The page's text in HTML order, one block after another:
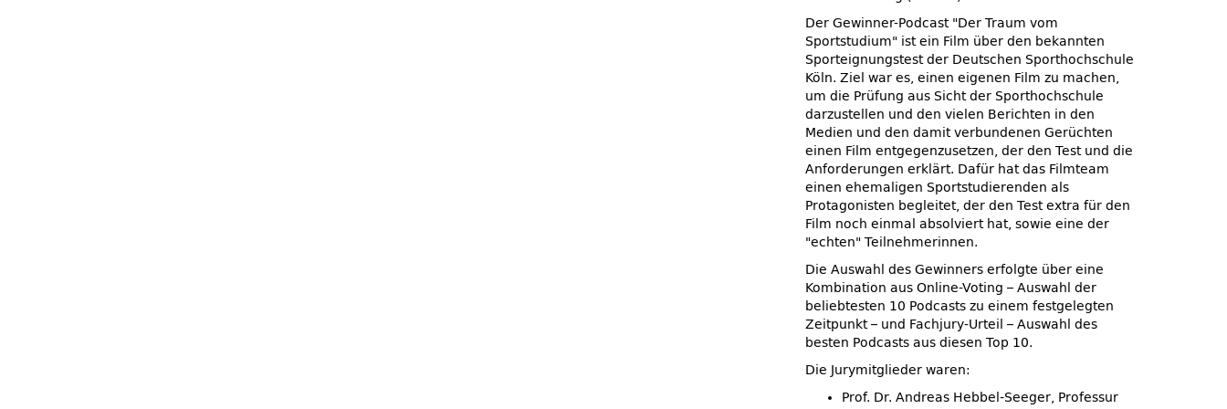
Der Gewinner-Podcast Der Traum vom
Sportstudium
ist ein Film über den bekannten
Sporteignungstest der Deutschen Sporthochschule
Köln. Ziel war es, einen eigenen Film zu machen,
um die Prüfung aus Sicht der Sporthochschule
darzustellen und den vielen Berichten in den
Medien und den damit verbundenen Gerüchten
einen Film entgegenzusetzen, der den Test und die
Anforderungen erklärt. Dafür hat das Filmteam
einen ehemaligen Sportstudierenden als
Protagonisten begleitet, der den Test extra für den
Film noch einmal absolviert hat, sowie eine der
echten
Teilnehmerinnen.
Die Auswahl des Gewinners erfolgte über eine
Kombination aus Online-Voting – Auswahl der
beliebtesten 10 Podcasts zu einem festgelegten
Zeitpunkt – und Fachjury-Urteil – Auswahl des
besten Podcasts aus diesen Top 10.
Die Jurymitglieder waren:
Prof. Dr. Andreas Hebbel-Seeger, Professur